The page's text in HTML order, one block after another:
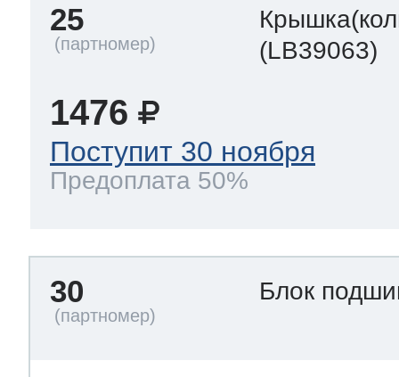
25
(LB39063)
1476
Поступит 30 ноября
Предоплата 50%
30 Блок